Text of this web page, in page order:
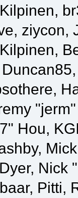
ziycon,
Hou,
Nick
Pitti,